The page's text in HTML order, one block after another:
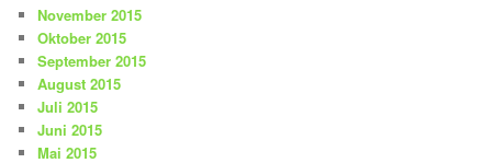
November 2015
Oktober 2015
September 2015
August 2015
Juli 2015
Juni 2015
Mai 2015